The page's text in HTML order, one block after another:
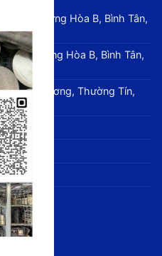
Bình Hưng Hòa B, Bình Tân,
Bình Hưng Hòa B, Bình Tân,
Xâm Dương, Thường Tín,